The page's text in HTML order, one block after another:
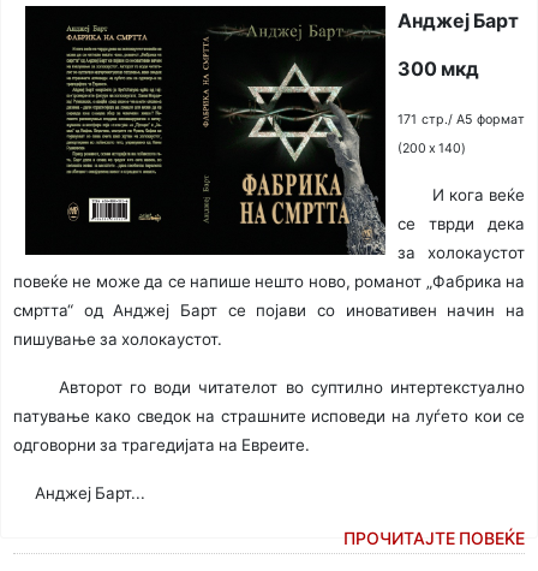
Анджеј Барт
300 мкд
171 стр./ A5 формат
(200 x 140)
И кога веќе
се тврди дека
за холокаустот
повеќе не може да се напише нешто ново, романот „Фабрика на
смртта“ од Анджеј Барт се појави со иновативен начин на
пишување за холокаустот.
Авторот го води читателот во суптилно интертекстуално
патување како сведок на страшните исповеди на луѓето кои се
одговорни за трагедијата на Евреите.
Анджеј Барт...
ПРОЧИТАЈТЕ ПОВЕЌЕ